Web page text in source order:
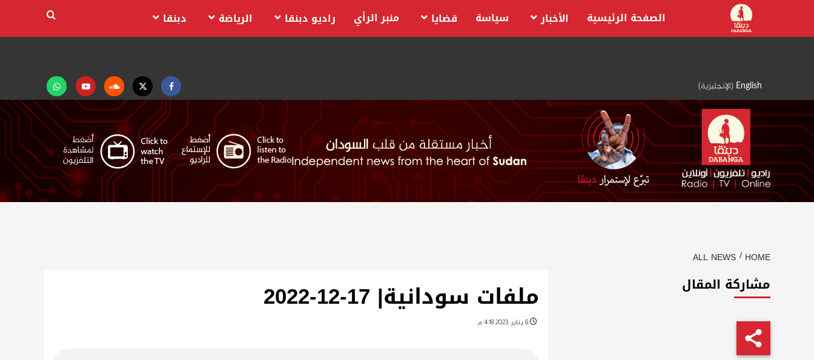
content
English
(الإنجليزية)
Facebook
Twitter
Soundcloud
Youtubeتابعنا
على
واتساب
الصفحة الرئيسية الأخبار سياسة قضايا منبر الرأي راديو دبنقا الرياضة دبنقا
HOME
ALL NEWS
ملفات سودانية| 17-12-2022
6 يناير، 2023 4:18 م
مشاركة المقال